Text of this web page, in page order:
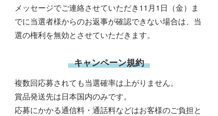
メッセージでご連絡させていただき11月1日（金）ま
でに当選者様からのお返事が確認できない場合は、当
選の権利を無効とさせていただきます。
キャンペーン規約
複数回応募されても当選確率は上がりません。
賞品発送先は日本国内のみです。
応募にかかる通信料・通話料などはお客様のご負担と